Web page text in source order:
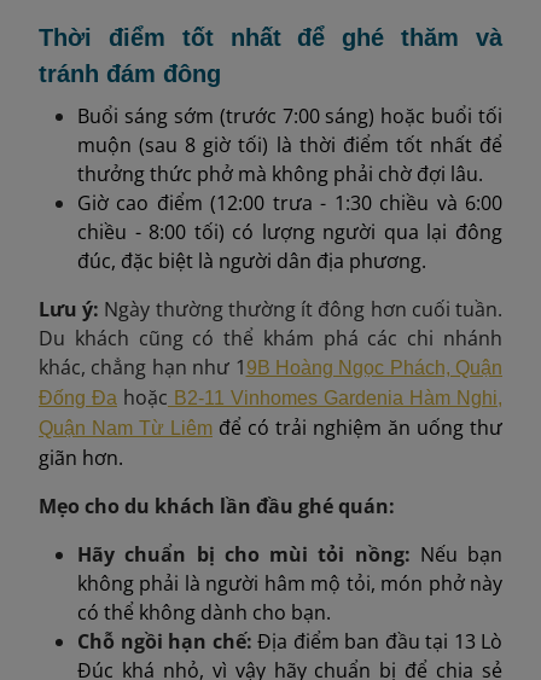
Thời điểm tốt nhất để ghé thăm và
tránh đám đông
Buổi sáng sớm (trước 7:00 sáng) hoặc buổi tối
muộn (sau 8 giờ tối) là thời điểm tốt nhất để
thưởng thức phở mà không phải chờ đợi lâu.
Giờ cao điểm (12:00 trưa - 1:30 chiều và 6:00
chiều - 8:00 tối) có lượng người qua lại đông
đúc, đặc biệt là người dân địa phương.
Lưu ý: Ngày thường thường ít đông hơn cuối tuần.
Du khách cũng có thể khám phá các chi nhánh
khác, chẳng hạn như 1 9B Hoàng Ngọc Phách, Quận
Đống Đa hoặc B2-11 Vinhomes Gardenia Hàm Nghi,
Quận Nam Từ Liêm để có trải nghiệm ăn uống thư
giãn hơn.
Mẹo cho du khách lần đầu ghé quán:
Hãy chuẩn bị cho mùi tỏi nồng: Nếu bạn
không phải là người hâm mộ tỏi, món phở này
có thể không dành cho bạn.
Chỗ ngồi hạn chế: Địa điểm ban đầu tại 13 Lò
Đúc khá nhỏ, vì vậy hãy chuẩn bị để chia sẻ